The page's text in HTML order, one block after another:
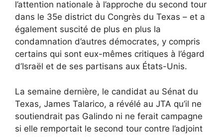
l’attention nationale à l’approche du second tour
dans le 35e district du Congrès du Texas – et a
également suscité de plus en plus la
condamnation d’autres démocrates, y compris
certains qui sont eux-mêmes critiques à l’égard
d’Israël et de ses partisans aux États-Unis.
La semaine dernière, le candidat au Sénat du
Texas, James Talarico, a révélé au JTA qu’il ne
soutiendrait pas Galindo ni ne ferait campagne
si elle remportait le second tour contre l’adjoint